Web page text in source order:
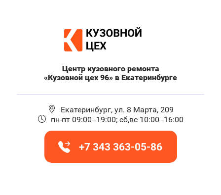
Центр кузовного ремонта
«Кузовной цех 96» в Екатеринбурге
Екатеринбург, ул. 8 Марта, 209
пн-пт 09:00–19:00; сб,вс 10:00–16:00
+7 343 363-05-86